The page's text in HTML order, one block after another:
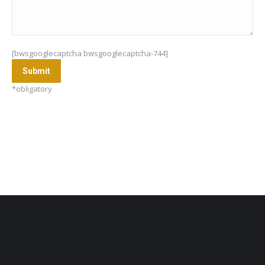
[bwsgooglecaptcha bwsgooglecaptcha-744]
*obligatory